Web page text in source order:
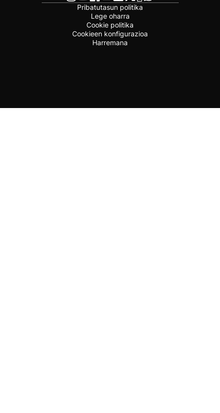
Pribatutasun politika
Lege oharra
Cookie politika
Cookieen konfigurazioa
Harremana